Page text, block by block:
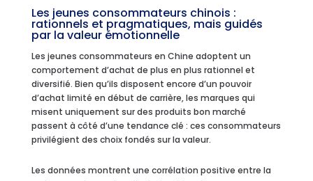
Les jeunes consommateurs chinois :
rationnels et pragmatiques, mais guidés
par la valeur émotionnelle
Les jeunes consommateurs en Chine adoptent un
comportement d’achat de plus en plus rationnel et
diversifié. Bien qu’ils disposent encore d’un pouvoir
d’achat limité en début de carrière, les marques qui
misent uniquement sur des produits bon marché
passent à côté d’une tendance clé : ces consommateurs
privilégient des choix fondés sur la valeur.
Les données montrent une corrélation positive entre la